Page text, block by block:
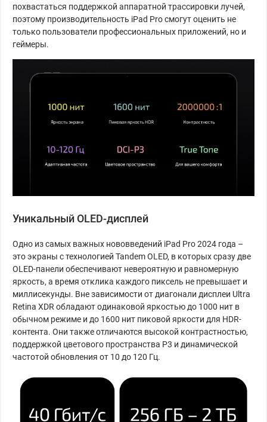
похвастаться поддержкой аппаратной трассировки лучей,
поэтому производительность iPad Pro смогут оценить не
только пользователи профессиональных приложений, но и
геймеры.
Уникальный OLED-дисплей
Одно из самых важных нововведений iPad Pro 2024 года –
это экраны с технологией Tandem OLED, в которых сразу две
OLED-панели обеспечивают невероятную и равномерную
яркость, а время отклика каждого пиксель не превышает и
миллисекунды. Вне зависимости от диагонали дисплеи Ultra
Retina XDR обладают одинаковой яркостью до 1000 нит в
обычном режиме и до 1600 нит пиковой яркости для HDR-
контента. Они также отличаются высокой контрастностью,
поддержкой цветового пространства P3 и динамической
частотой обновления от 10 до 120 Гц.